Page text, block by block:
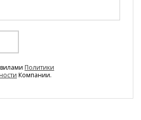
Политики
Компании.